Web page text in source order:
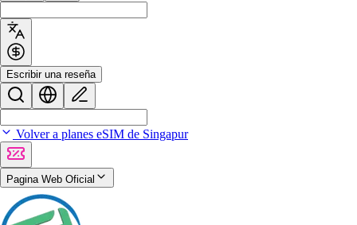
Escribir una reseña
Volver a planes eSIM de Singapur
Pagina Web Oficial